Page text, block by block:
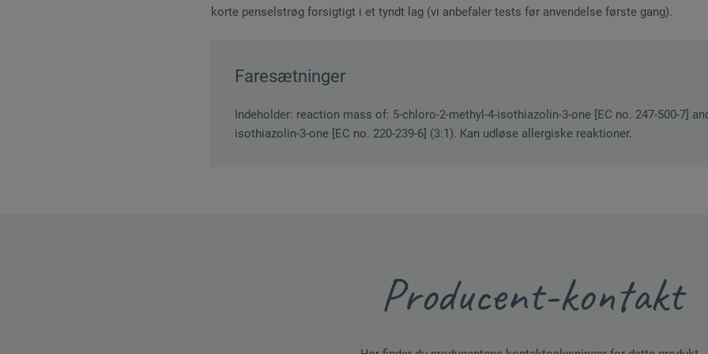
korte penselstrøg forsigtigt i et tyndt lag (vi anbefaler tests før anvendelse første gang).
Faresætninger
Indeholder: reaction mass of: 5-chloro-2-methyl-4-isothiazolin-3-one [EC no. 247-500-7]
isothiazolin-3-one [EC no. 220-239-6] (3:1). Kan udløse allergiske reaktioner.
Producent-kontakt